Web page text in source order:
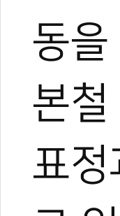
동
본
표